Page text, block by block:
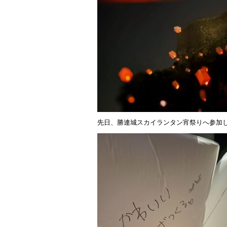
先日、勝連城スカイランタン宵祭りへ参加